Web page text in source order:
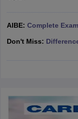
In India
HNLU Raipur
books and Sample
AIBE: Complete
Don't Miss: